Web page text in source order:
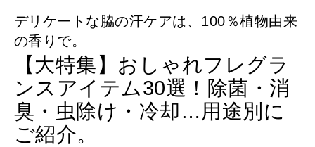
MAMA
SUSTAINABLE
わたしができること
デリケートな脇の汗ケアは、100％植物由来
の香りで。
【大特集】おしゃれフレグラ
ンスアイテム30選！除菌・消
臭・虫除け・冷却…用途別に
ご紹介。